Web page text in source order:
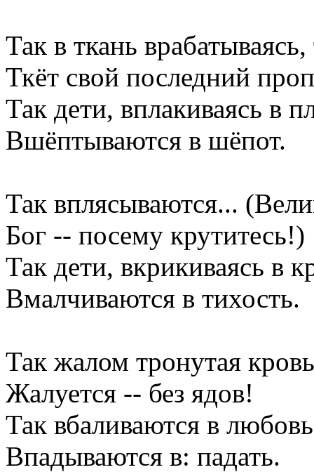
Так в ткань врабатываясь,
Ткёт свой последний
Так дети, вплакиваясь в
Вшёптываются в шёпот.
Так вплясываются...
Бог -- посему крутитесь!)
Так дети, вкрикиваясь в
Вмалчиваются в тихость.
Так жалом тронутая кровь
Жалуется -- без ядов!
Так вбаливаются в
Впадываются в: падать.